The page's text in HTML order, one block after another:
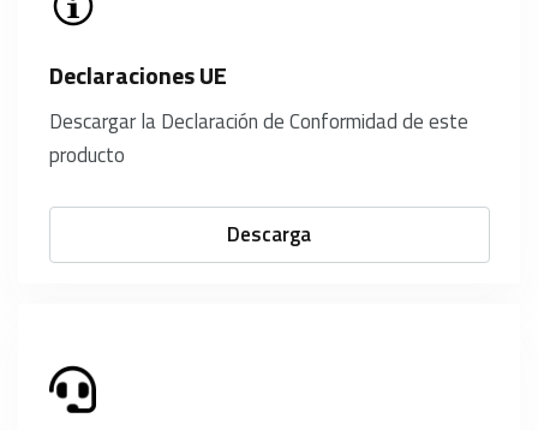
Declaraciones UE
Descargar la Declaración de Conformidad de este
producto
Descarga